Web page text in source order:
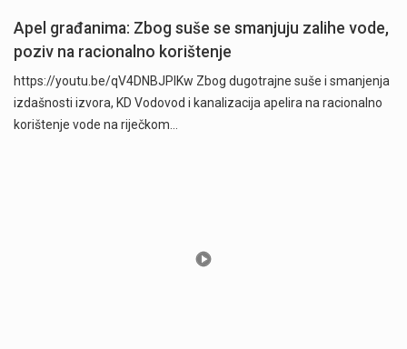
Apel građanima: Zbog suše se smanjuju zalihe vode,
poziv na racionalno korištenje
https://youtu.be/qV4DNBJPlKw Zbog dugotrajne suše i smanjenja
izdašnosti izvora, KD Vodovod i kanalizacija apelira na racionalno
korištenje vode na riječkom…